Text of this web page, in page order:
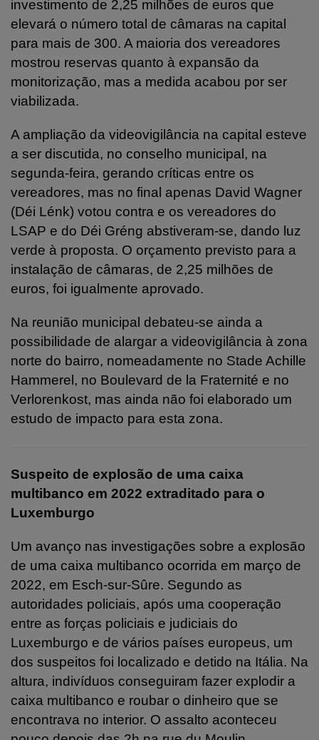
investimento de 2,25 milhões de euros que
elevará o número total de câmaras na capital
para mais de 300. A maioria dos vereadores
mostrou reservas quanto à expansão da
monitorização, mas a medida acabou por ser
viabilizada.
A ampliação da videovigilância na capital esteve
a ser discutida, no conselho municipal, na
segunda-feira, gerando críticas entre os
vereadores, mas no final apenas David Wagner
(Déi Lénk) votou contra e os vereadores do
LSAP e do Déi Gréng abstiveram-se, dando luz
verde à proposta. O orçamento previsto para a
instalação de câmaras, de 2,25 milhões de
euros, foi igualmente aprovado.
Na reunião municipal debateu-se ainda a
possibilidade de alargar a videovigilância à zona
norte do bairro, nomeadamente no Stade Achille
Hammerel, no Boulevard de la Fraternité e no
Verlorenkost, mas ainda não foi elaborado um
estudo de impacto para esta zona.
Suspeito de explosão de uma caixa
multibanco em 2022 extraditado para o
Luxemburgo
Um avanço nas investigações sobre a explosão
de uma caixa multibanco ocorrida em março de
2022, em Esch-sur-Sûre. Segundo as
autoridades policiais, após uma cooperação
entre as forças policiais e judiciais do
Luxemburgo e de vários países europeus, um
dos suspeitos foi localizado e detido na Itália. Na
altura, indivíduos conseguiram fazer explodir a
caixa multibanco e roubar o dinheiro que se
encontrava no interior. O assalto aconteceu